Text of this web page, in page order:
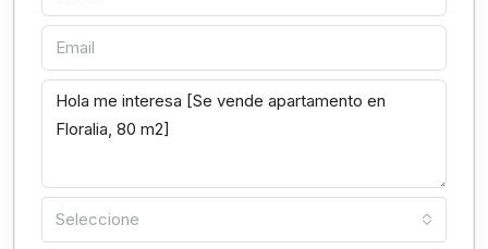
Seleccione